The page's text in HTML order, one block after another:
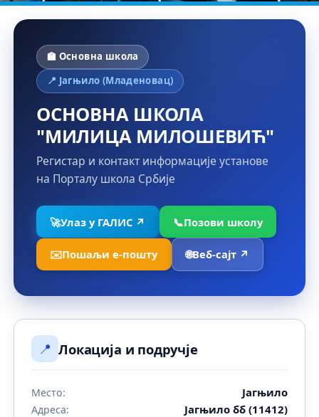
🏫 Основна школа
📍 Јагњило (Младеновац)
ОСНОВНА ШКОЛА
"МИЛИЦА МИЛОШЕВИЋ"
Регистар и контакт информације установе
на Порталу школа Србије
🚀Улаз у ГАЛИС ↗ 📞Позови школу
✉️Пошаљи е-пошту 🌐Веб-сајт ↗
📍 Локација и подручје
Место: Јагњило
Адреса: Јагњило бб (11412)